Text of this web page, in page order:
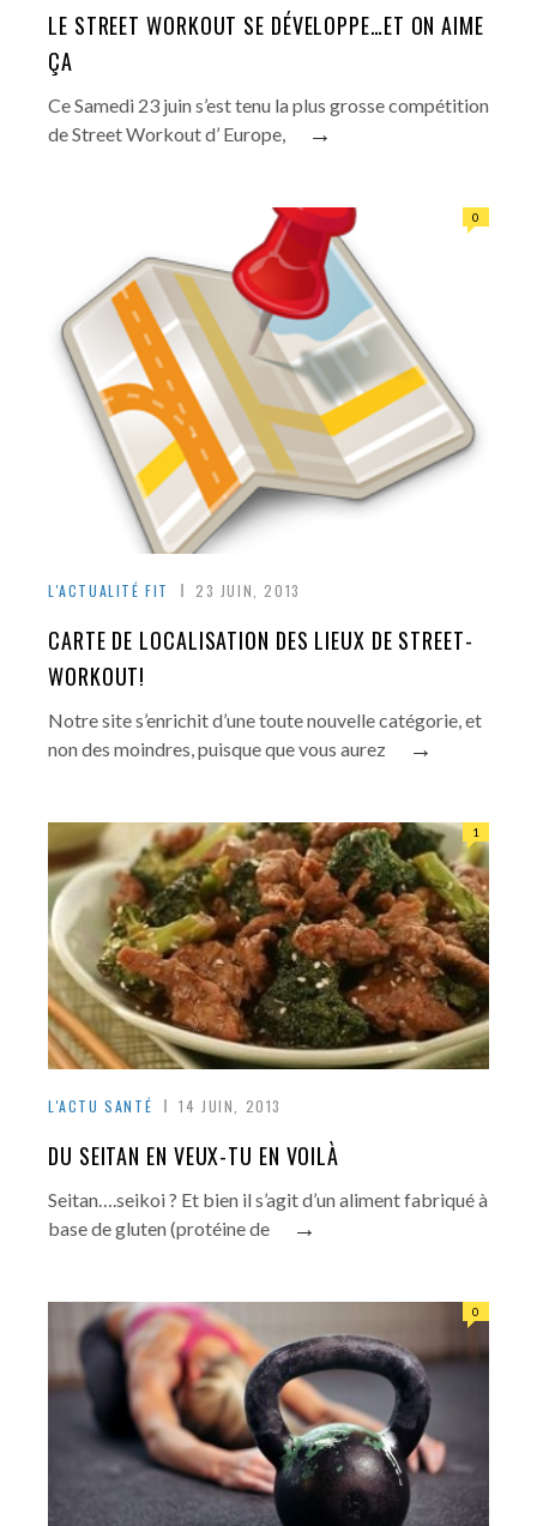
LE STREET WORKOUT SE DÉVELOPPE…ET ON AIME
ÇA
Ce Samedi 23 juin s’est tenu la plus grosse compétition
de Street Workout d’ Europe,
→
L'ACTUALITÉ FIT 23 JUIN, 2013
0
CARTE DE LOCALISATION DES LIEUX DE STREET-
WORKOUT!
Notre site s’enrichit d’une toute nouvelle catégorie, et
non des moindres, puisque que vous aurez
→
L'ACTU SANTÉ 14 JUIN, 2013
1
DU SEITAN EN VEUX-TU EN VOILÀ
Seitan….seikoi ? Et bien il s’agit d’un aliment fabriqué à
base de gluten (protéine de
→
0